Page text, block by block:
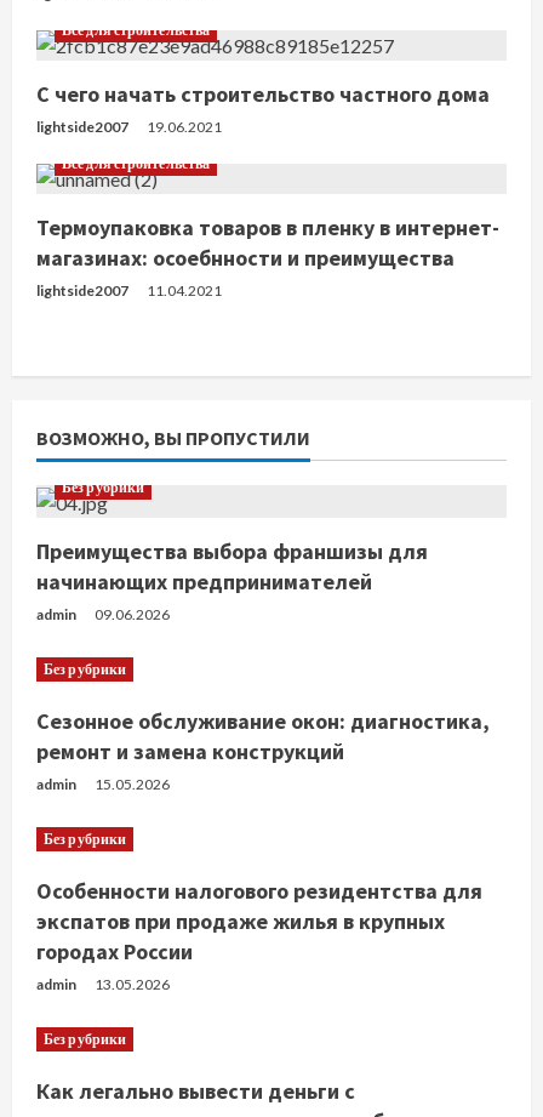
н
и
е
Все для строительства
С чего начать строительство частного дома
lightside2007
19.06.2021
Все для строительства
Термоупаковка товаров в пленку в интернет-
магазинах: осоебнности и преимущества
lightside2007 11.04.2021
ВОЗМОЖНО, ВЫ ПРОПУСТИЛИ
Без рубрики
Преимущества выбора франшизы для
начинающих предпринимателей
admin 09.06.2026
Без рубрики
Сезонное обслуживание окон: диагностика,
ремонт и замена конструкций
admin 15.05.2026
Без рубрики
Особенности налогового резидентства для
экспатов при продаже жилья в крупных
городах России
admin 13.05.2026
Без рубрики
Как легально вывести деньги с